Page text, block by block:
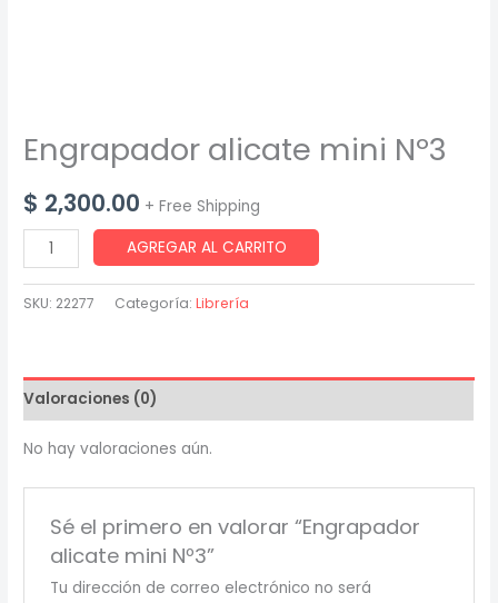
Engrapador alicate mini Nº3
$ 2,300.00 + Free Shipping
Engrapador
alicate
mini
AGREGAR AL CARRITO
SKU: 22277 Categoría:Librería
Valoraciones (0)
No hay valoraciones aún.
Sé el primero en valorar “Engrapador
alicate mini Nº3”
Tu dirección de correo electrónico no será